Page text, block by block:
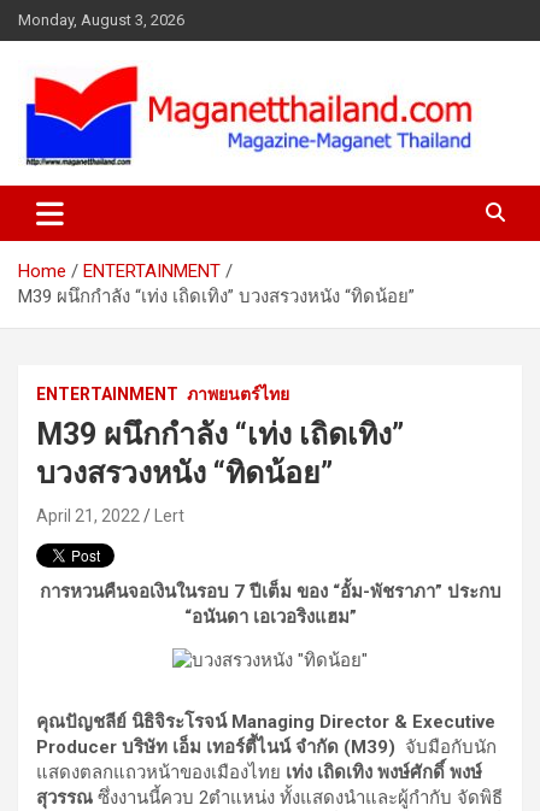
Skip
to
Monday, August 3, 2026
Home
ENTERTAINMENT
M39 ผนึกกำลัง “เท่ง เถิดเทิง” บวงสรวงหนัง “ทิดน้อย”
ENTERTAINMENT ภาพยนตร์ไทย
M39 ผนึกกำลัง “เท่ง เถิดเทิง”
บวงสรวงหนัง “ทิดน้อย”
April 21, 2022 Lert
การหวนคืนจอเงินในรอบ 7 ปีเต็ม ของ “อั้ม-พัชราภา” ประกบ
“อนันดา เอเวอริงแฮม”
คุณปัญชลีย์ นิธิจิระโรจน์ Managing Director & Executive
Producer บริษัท เอ็ม เทอร์ตี้ไนน์ จำกัด (M39) จับมือกับนัก
แสดงตลกแถวหน้าของเมืองไทย เท่ง เถิดเทิง พงษ์ศักดิ์ พงษ์
สุวรรณ ซึ่งงานนี้ควบ 2ตำแหน่ง ทั้งแสดงนำและผู้กำกับ จัดพิธี